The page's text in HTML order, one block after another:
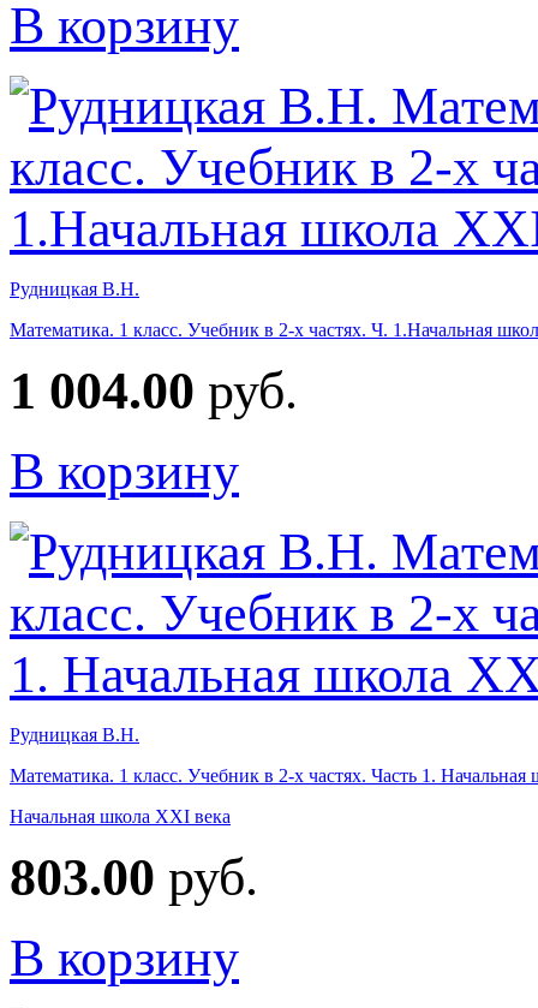
В корзину
Рудницкая В.Н.
Математика. 1 класс. Учебник в 2-х частях. Ч. 1.Начальная
1 004.00 руб.
В корзину
Рудницкая В.Н.
Математика. 1 класс. Учебник в 2-х частях. Часть 1.
Начальная школа XXI века
803.00 руб.
В корзину